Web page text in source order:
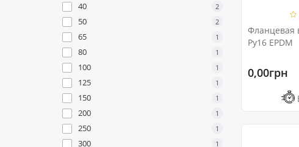
40 2
50 2
65 1
80 1
100 1
125 1
150 1
200 1
250 1
300 1
Фланцевая
Ру16 EPDM
0,00грн